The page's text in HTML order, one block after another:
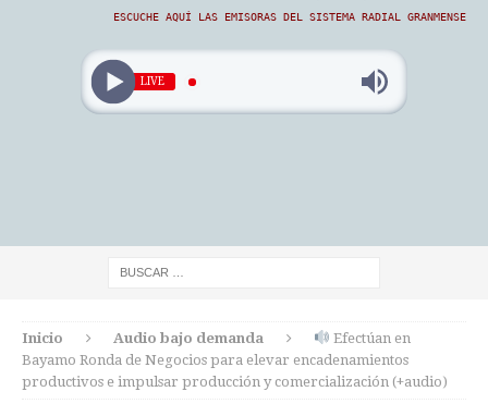
ESCUCHE AQUÍ LAS EMISORAS DEL SISTEMA RADIAL GRANMENSE
LIVE
Inicio Audio bajo demanda
Efectúan en
Bayamo Ronda de Negocios para elevar encadenamientos
productivos e impulsar producción y comercialización (+audio)